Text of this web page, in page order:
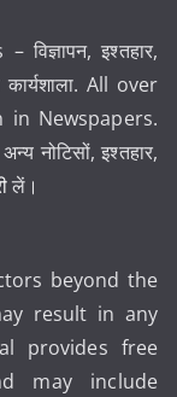
इश्तहार,
All over
in Newspapers.
नोटिसों, इश्तहार,
लें।
beyond the
result in any
provides free
may include